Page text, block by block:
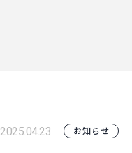
2025.04.23 お知らせ